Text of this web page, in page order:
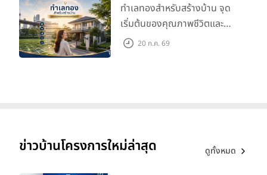
ทำเลทองสำหรับสร้างบ้าน จุด
เริ่มต้นของคุณภาพชีวิตและ
มูลค่าในอนาคต
20 ก.ค. 69
ข่าวบ้านโครงการใหม่ล่าสุด ดูทั้งหมด